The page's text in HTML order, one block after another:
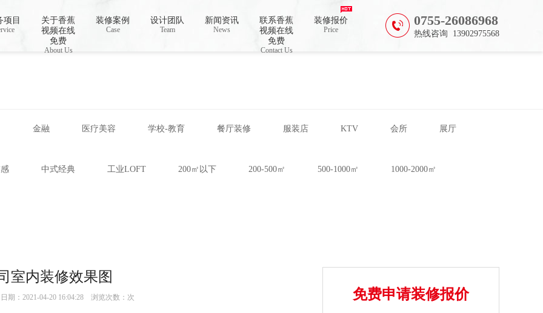
0755-26086968
热线咨询 13902975568
项目
关于香蕉
视频在线
免费
About Us
装修案例
Case
设计团队
Team
新闻资讯
News
联系香蕉
视频在线
免费
Contact Us
装修报价
Price
金融 医疗美容 学校-教育 餐厅装修 服装店 KTV 会所 展厅
中式经典 工业LOFT 200㎡以下 200-500㎡ 500-1000㎡ 1000-2000㎡
室内装修效果图
：2021-04-20 16:04:28 浏览次数： 次 免费申请装修报价